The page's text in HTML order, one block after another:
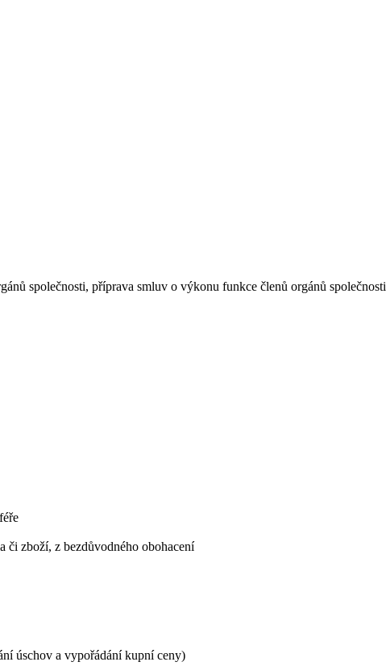
společnosti, příprava smluv o výkonu funkce členů orgánů společnosti
či zboží, z bezdůvodného obohacení
úschov a vypořádání kupní ceny)